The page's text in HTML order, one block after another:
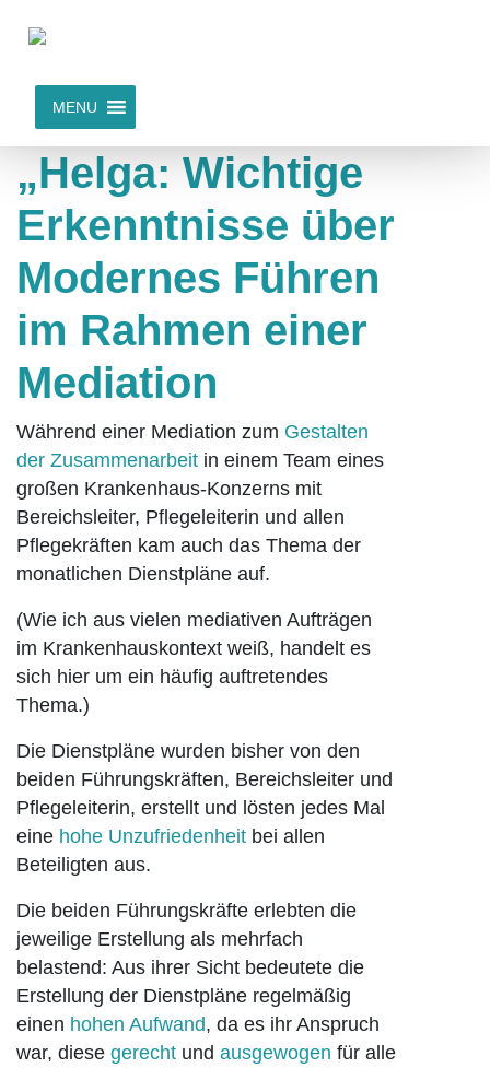
MENU
„Helga: Wichtige
Erkenntnisse über
Modernes Führen
im Rahmen einer
Mediation
Während einer Mediation zum Gestalten
der Zusammenarbeit in einem Team eines
großen Krankenhaus-Konzerns mit
Bereichsleiter, Pflegeleiterin und allen
Pflegekräften kam auch das Thema der
monatlichen Dienstpläne auf.
(Wie ich aus vielen mediativen Aufträgen
im Krankenhauskontext weiß, handelt es
sich hier um ein häufig auftretendes
Thema.)
Die Dienstpläne wurden bisher von den
beiden Führungskräften, Bereichsleiter und
Pflegeleiterin, erstellt und lösten jedes Mal
eine hohe Unzufriedenheit bei allen
Beteiligten aus.
Die beiden Führungskräfte erlebten die
jeweilige Erstellung als mehrfach
belastend: Aus ihrer Sicht bedeutete die
Erstellung der Dienstpläne regelmäßig
einen hohen Aufwand, da es ihr Anspruch
war, diese gerecht und ausgewogen für alle